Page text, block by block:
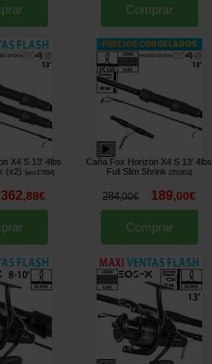
Comprar
X4 S 13' 4lbs
(x2)
esc17894]
362,88€
Caña Fox Horizon X4 S 13' 4lbs
Full Slim Shrink
[251953]
284,00€ 189,00€
Comprar